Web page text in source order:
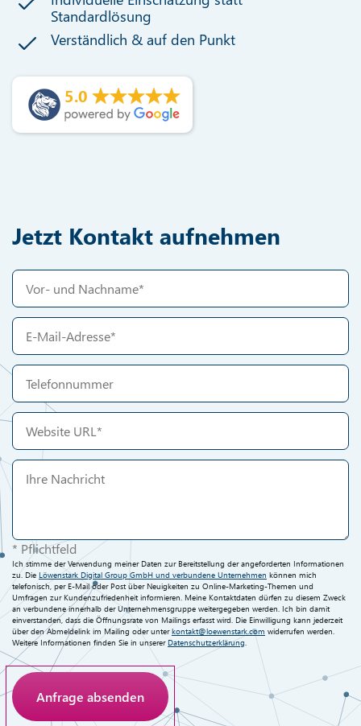
Standardlösung
Verständlich & auf den Punkt
5.0
Jetzt Kontakt aufnehmen
* Pflichtfeld
Ich stimme der Verwendung meiner Daten zur Bereitstellung der angeforderten Informationen
zu. Die Löwenstark Digital Group GmbH und verbundene Unternehmen können mich
telefonisch, per E-Mail oder Post über Neuigkeiten zu Online-Marketing-Themen und
Umfragen zur Kundenzufriedenheit informieren. Meine Kontaktdaten dürfen zu diesem Zweck
an verbundene innerhalb der Unternehmensgruppe weitergegeben werden. Ich bin damit
einverstanden, dass die Öffnungsrate von Mailings erfasst wird. Die Einwilligung kann jederzeit
über den Abmeldelink im Mailing oder unterkontakt@loewenstark.com widerrufen werden.
Weitere Informationen finden Sie in unserer Datenschutzerklärung